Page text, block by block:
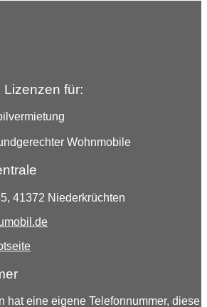
für:
Wohnmobile
41372 Niederkrüchten
hat eine eigene Telefonnummer, diese